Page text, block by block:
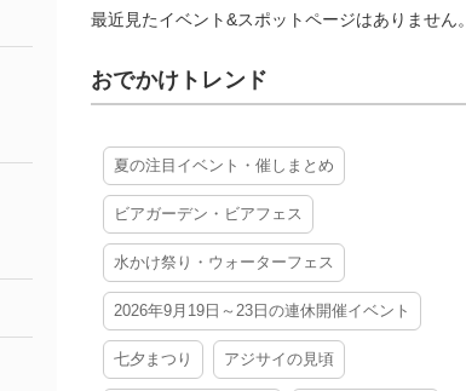
最近見たイベント&スポットページはありません。
おでかけトレンド
夏の注目イベント・催しまとめ
ビアガーデン・ビアフェス
水かけ祭り・ウォーターフェス
2026年9月19日～23日の連休開催イベント
七夕まつり アジサイの見頃